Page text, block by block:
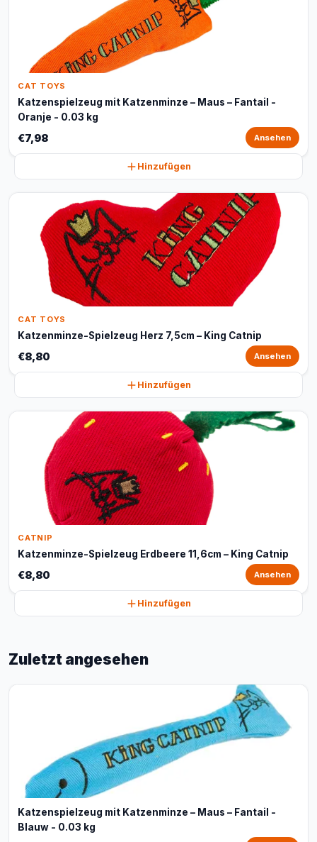
CAT TOYS
Katzenspielzeug mit Katzenminze – Maus – Fantail -
Oranje - 0.03 kg
€7,98 Ansehen
Hinzufügen
CAT TOYS
Katzenminze-Spielzeug Herz 7,5cm – King Catnip
€8,80 Ansehen
Hinzufügen
CATNIP
Katzenminze-Spielzeug Erdbeere 11,6cm – King Catnip
€8,80 Ansehen
Hinzufügen
Zuletzt angesehen
Katzenspielzeug mit Katzenminze – Maus – Fantail -
Blauw - 0.03 kg